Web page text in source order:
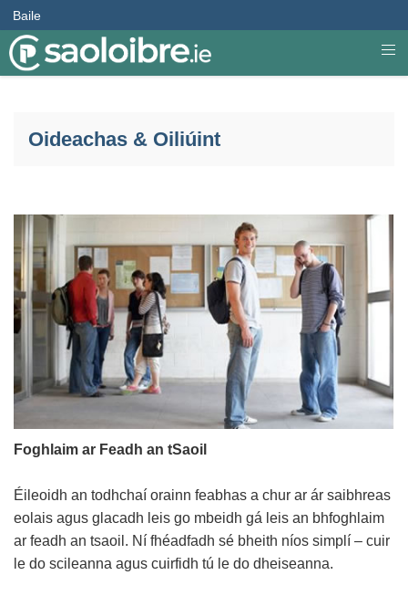
Baile
Oideachas & Oiliúint
Foghlaim ar Feadh an tSaoil
Éileoidh an todhchaí orainn feabhas a chur ar ár saibhreas
eolais agus glacadh leis go mbeidh gá leis an bhfoghlaim
ar feadh an tsaoil. Ní fhéadfadh sé bheith níos simplí – cuir
le do scileanna agus cuirfidh tú le do dheiseanna.